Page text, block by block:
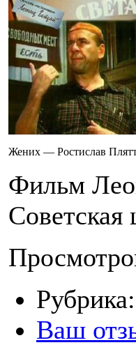
Жених — Ростислав
Фильм
Советская
Рубрика:
Ваш